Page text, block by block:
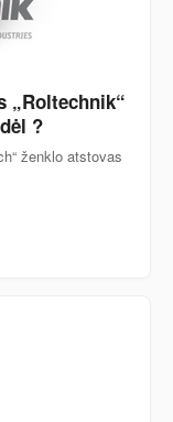
„Roltechnik“
?
ženklo atstovas